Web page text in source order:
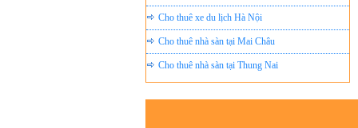
Cho thuê xe du lịch Hà Nội
Cho thuê nhà sàn tại Mai Châu
Cho thuê nhà sàn tại Thung Nai
Cho Thuê xe du lịch Hà Nội giá rẻ